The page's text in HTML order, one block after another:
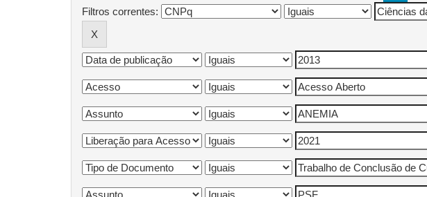
Filtros correntes: